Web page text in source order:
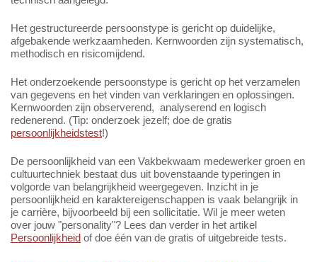
Het gestructureerde persoonstype is gericht op duidelijke,
afgebakende werkzaamheden. Kernwoorden zijn systematisch,
methodisch en risicomijdend.
Het onderzoekende persoonstype is gericht op het verzamelen
van gegevens en het vinden van verklaringen en oplossingen.
Kernwoorden zijn observerend, analyserend en logisch
redenerend. (Tip: onderzoek jezelf; doe de gratis
persoonlijkheidstest!)
De persoonlijkheid van een Vakbekwaam medewerker groen en
cultuurtechniek bestaat dus uit bovenstaande typeringen in
volgorde van belangrijkheid weergegeven. Inzicht in je
persoonlijkheid en karaktereigenschappen is vaak belangrijk in
je carrière, bijvoorbeeld bij een sollicitatie. Wil je meer weten
over jouw "personality"? Lees dan verder in het artikel
Persoonlijkheid of doe één van de gratis of uitgebreide tests.